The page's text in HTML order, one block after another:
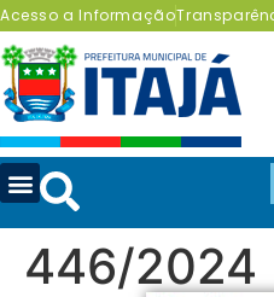
Acesso a Informação
446/2024